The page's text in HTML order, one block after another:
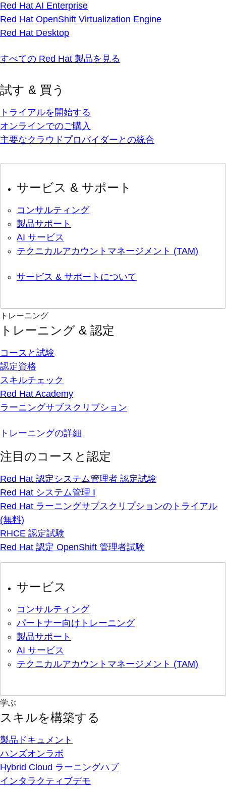
Red Hat AI Enterprise
Red Hat OpenShift Virtualization Engine
Red Hat Desktop
すべての Red Hat 製品を見る
試す & 買う
トライアルを開始する
オンラインでのご購入
主要なクラウドプロバイダーとの統合
サービス & サポート
コンサルティング
製品サポート
AI サービス
テクニカルアカウントマネージメント (TAM)
サービス & サポートについて
トレーニング
トレーニング & 認定
コースと試験
認定資格
スキルチェック
Red Hat Academy
ラーニングサブスクリプション
トレーニングの詳細
注目のコースと認定
Red Hat 認定システム管理者 認定試験
Red Hat システム管理 I
Red Hat ラーニングサブスクリプションのトライアル
(無料)
RHCE 認定試験
Red Hat 認定 OpenShift 管理者試験
サービス
コンサルティング
パートナー向けトレーニング
製品サポート
AI サービス
テクニカルアカウントマネージメント (TAM)
学ぶ
スキルを構築する
製品ドキュメント
ハンズオンラボ
Hybrid Cloud ラーニングハブ
インタラクティブデモ